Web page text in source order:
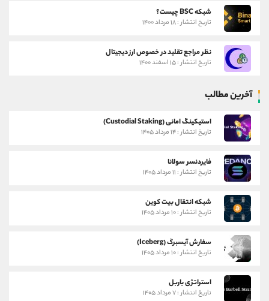
شبکه BSC چیست؟
تاریخ انتشار : ۱۸ مرداد ۱۴۰۰
نظر مراجع تقلید در خصوص ارز دیجیتال
تاریخ انتشار : ۱۵ اسفند ۱۴۰۰
آخرین مطالب
استیکینگ امانی (Custodial Staking)
تاریخ انتشار : ۱۴ مرداد ۱۴۰۵
فایردنسر سولانا
تاریخ انتشار : ۱۱ مرداد ۱۴۰۵
شبکه انتقال بیت کوین
تاریخ انتشار : ۱۰ مرداد ۱۴۰۵
سفارش آیسبرگ (Iceberg)
تاریخ انتشار : ۱۰ مرداد ۱۴۰۵
استراتژی باربل
تاریخ انتشار : ۷ مرداد ۱۴۰۵